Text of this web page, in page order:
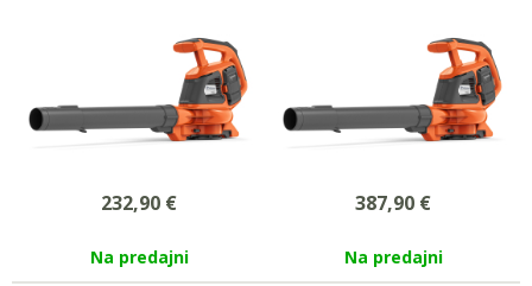
232,90 €
Na predajni
387,90 €
Na predajni